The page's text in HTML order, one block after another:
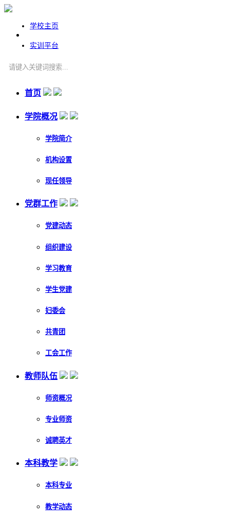
学校主页
实训平台
首页
学院概况
学院简介
机构设置
现任领导
党群工作
党建动态
组织建设
学习教育
学生党建
妇委会
共青团
工会工作
教师队伍
师资概况
专业师资
诚聘英才
本科教学
本科专业
教学动态